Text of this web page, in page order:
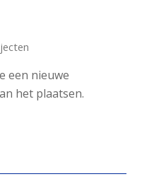
een nieuwe
het plaatsen.